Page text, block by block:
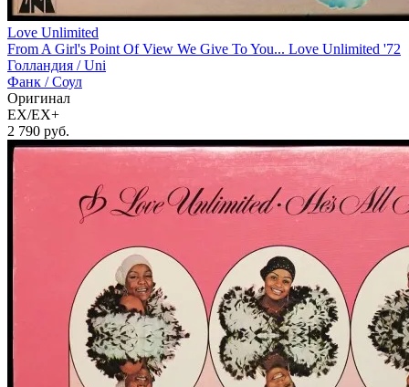
Love Unlimited
From A Girl's Point Of View We Give To You... Love Unlimited '72
Голландия /Uni
Фанк / Соул
Оригинал
EX/EX+
2 790 руб.